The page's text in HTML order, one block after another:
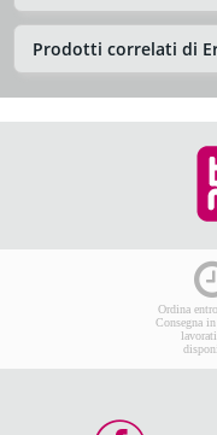
Prodotti correlati di
Ordina
Consegna